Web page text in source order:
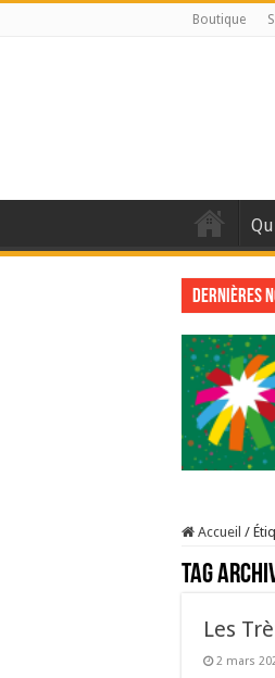
Boutique
Dernières
Accueil /
Tag
Les
2 mars